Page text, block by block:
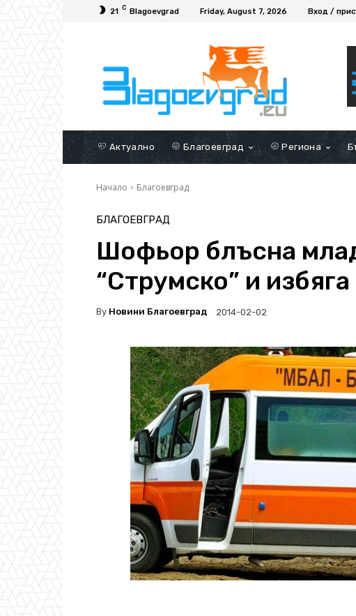
21 C Blagoevgrad Friday, August 7, 2026 Вход /
Актуално Благоевград Региона
Начало Благоевград
БЛАГОЕВГРАД
Шофьор блъсна
“Струмско” и избяга
By Новини Благоевград 2014-02-02